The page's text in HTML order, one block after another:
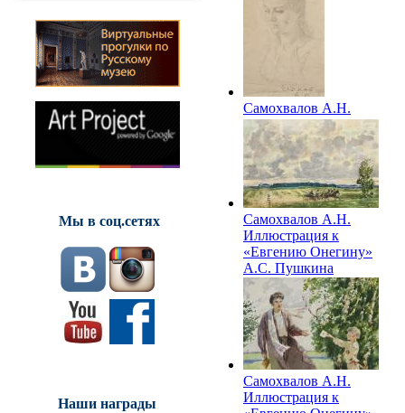
Мы в соц.сетях
Наши награды
Самохвалов А.Н.
Набросок
иллюстрации к
«Евгению Онегину»
А.С. Пушкина
Самохвалов А.Н.
Иллюстрация к
«Евгению Онегину»
А.С. Пушкина
Самохвалов А.Н.
Иллюстрация к